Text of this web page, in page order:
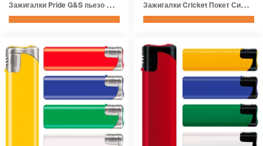
З
ажигалки Pride G&S пьезо многоразовые с фонариком З
ажигалки Cricket Покет Симплисити